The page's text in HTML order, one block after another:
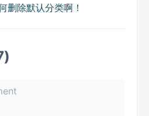
删除默认分类啊！